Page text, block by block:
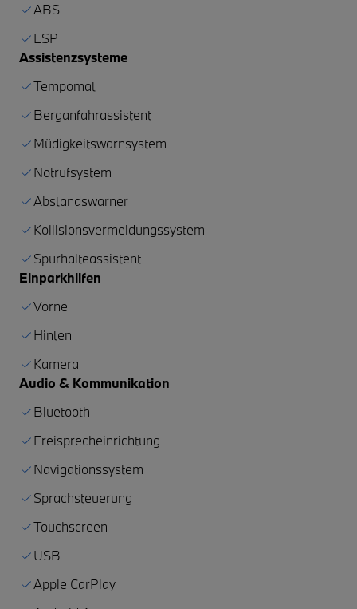
ABS
ESP
Assistenzsysteme
Tempomat
Berganfahrassistent
Müdigkeitswarnsystem
Notrufsystem
Abstandswarner
Kollisionsvermeidungssystem
Spurhalteassistent
Einparkhilfen
Vorne
Hinten
Kamera
Audio & Kommunikation
Bluetooth
Freisprecheinrichtung
Navigationssystem
Sprachsteuerung
Touchscreen
USB
Apple CarPlay